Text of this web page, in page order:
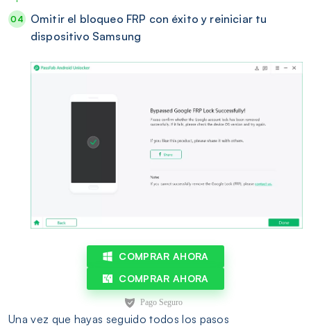
Omitir el bloqueo FRP con éxito y reiniciar tu
dispositivo Samsung
COMPRAR AHORA
COMPRAR AHORA
Una vez que hayas seguido todos los pasos